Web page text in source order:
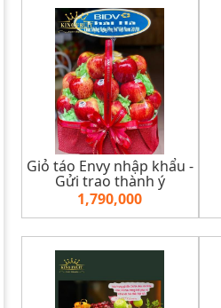
Giỏ táo Envy nhập khẩu -
Gửi trao thành ý
1,790,000